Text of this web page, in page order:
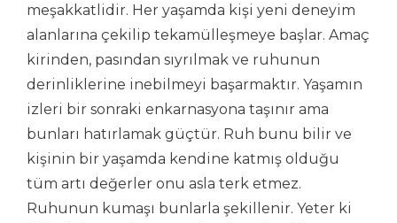
meşakkatlidir. Her yaşamda kişi yeni deneyim
alanlarına çekilip tekamülleşmeye başlar. Amaç
kirinden, pasından sıyrılmak ve ruhunun
derinliklerine inebilmeyi başarmaktır. Yaşamın
izleri bir sonraki enkarnasyona taşınır ama
bunları hatırlamak güçtür. Ruh bunu bilir ve
kişinin bir yaşamda kendine katmış olduğu
tüm artı değerler onu asla terk etmez.
Ruhunun kumaşı bunlarla şekillenir. Yeter ki